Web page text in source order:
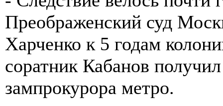
Преображенский суд
Харченко к 5 годам
соратник Кабанов
зампрокурора метро.